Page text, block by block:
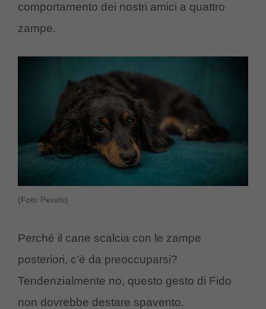
comportamento dei nostri amici a quattro
zampe.
(Foto Pexels)
Perché il cane scalcia con le zampe
posteriori, c’è da preoccuparsi?
Tendenzialmente no, questo gesto di Fido
non dovrebbe destare spavento.